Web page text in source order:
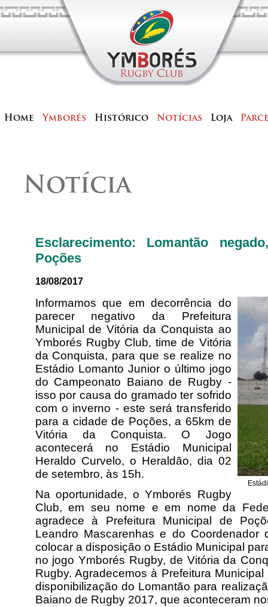
Home Ymborés Histórico Notícias Loja
Notícia
Esclarecimento: Lomantão
Poções
18/08/2017
Informamos que em decorrência do
parecer negativo da Prefeitura
Municipal de Vitória da Conquista ao
Ymborés Rugby Club, time de Vitória
da Conquista, para que se realize no
Estádio Lomanto Junior o último jogo
do Campeonato Baiano de Rugby -
isso por causa do gramado ter sofrido
com o inverno - este será transferido
para a cidade de Poções, a 65km de
Vitória da Conquista. O Jogo
acontecerá no Estádio Municipal
Heraldo Curvelo, o Heraldão, dia 02
de setembro, às 15h.
Na oportunidade, o Ymborés Rugby
Club, em seu nome e em nome da
agradece à Prefeitura Municipal de
Leandro Mascarenhas e do Coordenador
colocar a disposição o Estádio Municipal
no jogo Ymborés Rugby, de Vitória da
Rugby. Agradecemos à Prefeitura
disponibilização do Lomantão para
Baiano de Rugby 2017, que aconteceram